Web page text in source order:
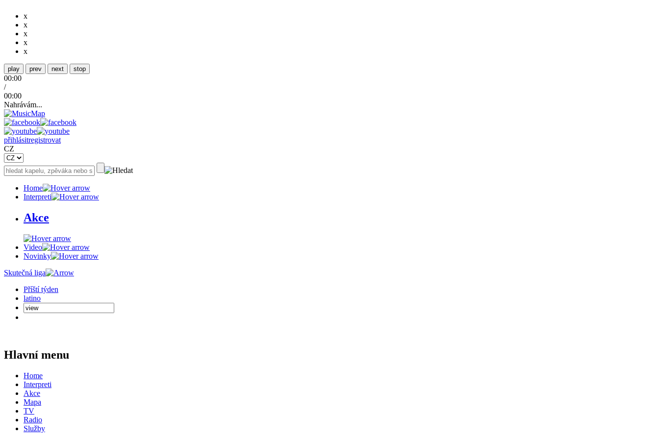
x
x
x
x
x
play prev next stop
00:00
/
00:00
Nahrávám...
přihlásitregistrovat
CZ
Home
Interpreti
Akce
Video
Novinky
Skutečná liga
Příští týden
latino
Hlavní menu
Home
Interpreti
Akce
Mapa
TV
Radio
Služby